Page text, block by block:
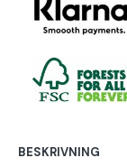
BESKRIVNING